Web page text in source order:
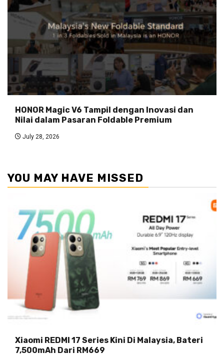
HONOR Magic V6 Tampil dengan Inovasi dan
Nilai dalam Pasaran Foldable Premium
July 28, 2026
YOU MAY HAVE MISSED
Xiaomi REDMI 17 Series Kini Di Malaysia, Bateri
7,500mAh Dari RM669